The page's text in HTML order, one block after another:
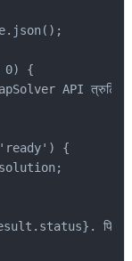
0) {
API त्रुटि
{
फिर